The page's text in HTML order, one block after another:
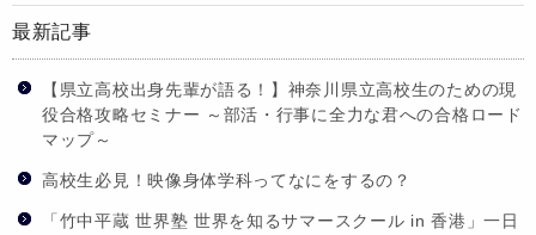
最新記事
【県立高校出身先輩が語る！】神奈川県立高校生のための現
役合格攻略セミナー ～部活・行事に全力な君への合格ロード
マップ～
高校生必見！映像身体学科ってなにをするの？
「竹中平蔵 世界塾 世界を知るサマースクール in 香港」一日